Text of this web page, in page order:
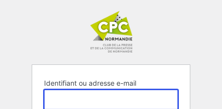
Identifiant ou adresse e-mail